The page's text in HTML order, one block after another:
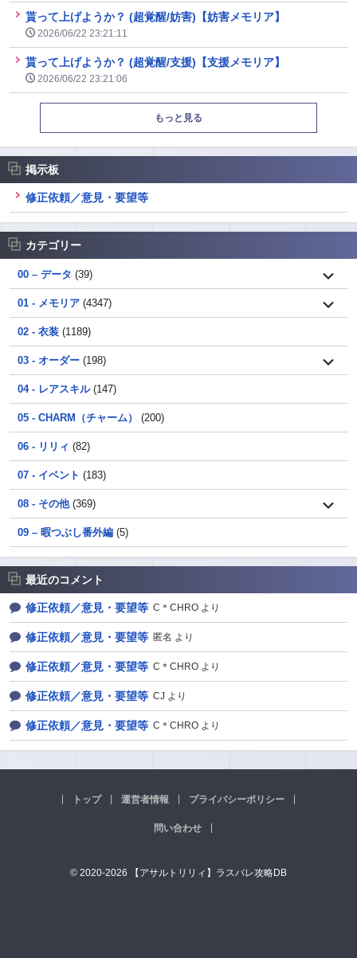
貰って上げようか？ (超覚醒/妨害)【妨害メモリア】
2026/06/22 23:21:11
貰って上げようか？ (超覚醒/支援)【支援メモリア】
2026/06/22 23:21:06
もっと見る
掲示板
修正依頼／意見・要望等
カテゴリー
00 – データ (39)
01 - メモリア (4347)
02 - 衣装 (1189)
03 - オーダー (198)
04 - レアスキル(147)
05 - CHARM（チャーム） (200)
06 - リリィ (82)
07 - イベント (183)
08 - その他(369)
09 – 暇つぶし番外編 (5)
最近のコメント
修正依頼／意見・要望等 C＊CHRO より
修正依頼／意見・要望等 匿名 より
修正依頼／意見・要望等 C＊CHRO より
修正依頼／意見・要望等 CJ より
修正依頼／意見・要望等 C＊CHRO より
トップ 運営者情報 プライバシーポリシー
問い合わせ
© 2020-2026 【アサルトリリィ】ラスバレ攻略DB